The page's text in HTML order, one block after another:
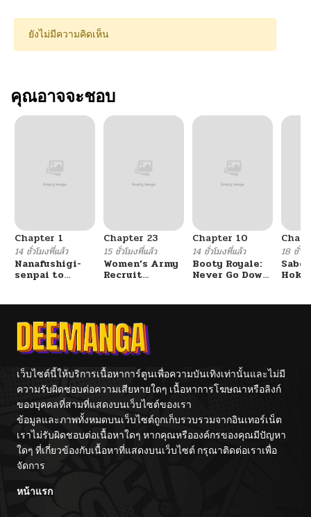
ยังไม่มีความคิดเห็น
คุณอาจจะชอบ
Chapter 1
14 ชั่วโมงที่แล้ว
Nanafushigi-
senpai to
Chapter 23
15 ชั่วโมงที่แล้ว
Women’s Army
Recruit
Chapter 10
14 ชั่วโมงที่แล้ว
Booty Royale:
Never Go Down
18 ชั่วโ
เว็บไซต์นี้ให้บริการเนื้อหาการ์ตูนเพื่อความบันเทิงเท่านั้นและไม่มี
ความรับผิดชอบต่อความเสียหายใดๆ เนื้อหาการโฆษณาหรือลิงก์
ของบุคคลที่สามที่แสดงบนเว็บไซต์ของเรา
ข้อมูลและภาพทั้งหมดบนเว็บไซต์ถูกเก็บรวบรวมจากอินเทอร์เน็ต
เราไม่รับผิดชอบต่อเนื้อหาใดๆ หากคุณหรือองค์กรของคุณมีปัญหา
ใดๆ ที่เกี่ยวข้องกับเนื้อหาที่แสดงบนเว็บไซต์ กรุณาติดต่อเราเพื่อ
จัดการ
หน้าแรก